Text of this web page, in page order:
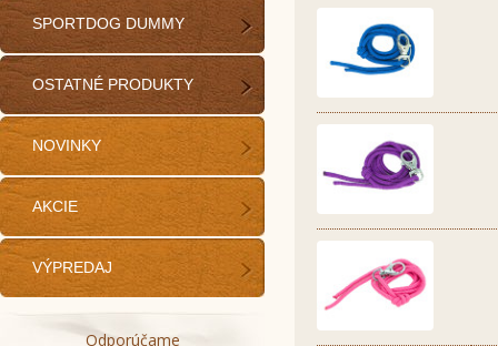
SPORTDOG DUMMY
OSTATNÉ PRODUKTY
NOVINKY
AKCIE
VÝPREDAJ
Odporúčame